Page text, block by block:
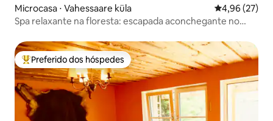
Microcasa ⋅ Vahessaare küla 4,96 de uma
4,96 (27)
Spa relaxante na floresta: escapada aconchegante no
Entre os melhores preferidos dos hóspedes
Preferido dos hóspedes